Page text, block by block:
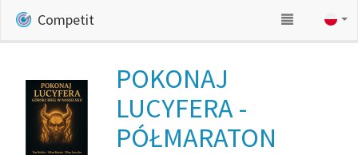
Competit
POKONAJ
LUCYFERA -
PÓŁMARATON